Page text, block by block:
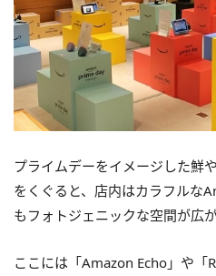
プライムデーをイメージした鮮
をくぐると、店内はカラフルな
もフォトジェニックな空間が広
ここには「Amazon Echo」や「